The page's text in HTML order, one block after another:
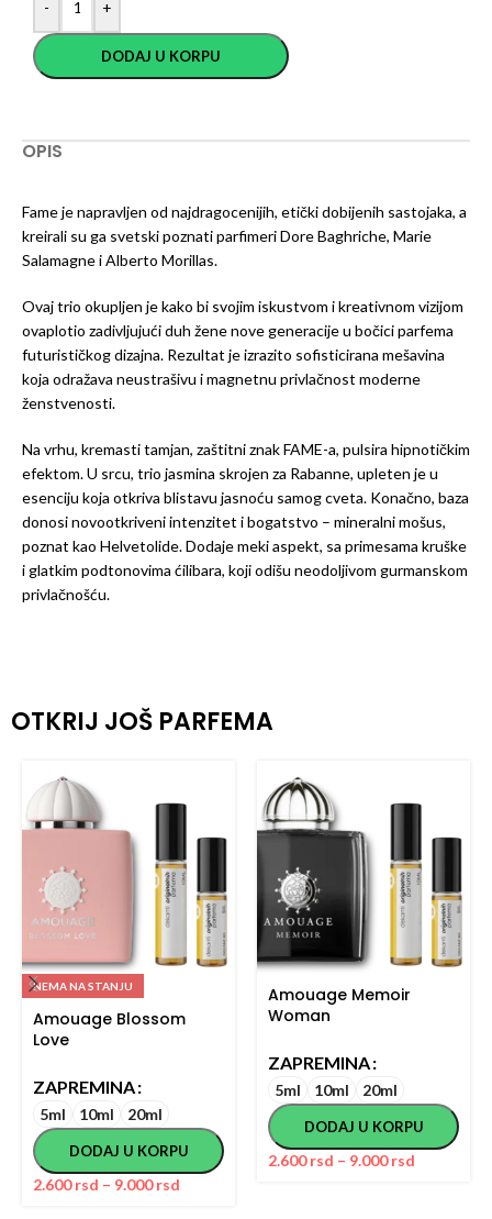
- +
DODAJ U KORPU
OPIS
Fame je napravljen od najdragocenijih, etički dobijenih sastojaka, a
kreirali su ga svetski poznati parfimeri Dore Baghriche, Marie
Salamagne i Alberto Morillas.
Ovaj trio okupljen je kako bi svojim iskustvom i kreativnom vizijom
ovaplotio zadivljujući duh žene nove generacije u bočici parfema
futurističkog dizajna. Rezultat je izrazito sofisticirana mešavina
koja odražava neustrašivu i magnetnu privlačnost moderne
ženstvenosti.
Na vrhu, kremasti tamjan, zaštitni znak FAME-a, pulsira hipnotičkim
efektom. U srcu, trio jasmina skrojen za Rabanne, upleten je u
esenciju koja otkriva blistavu jasnoću samog cveta. Konačno, baza
donosi novootkriveni intenzitet i bogatstvo – mineralni mošus,
poznat kao Helvetolide. Dodaje meki aspekt, sa primesama kruške
i glatkim podtonovima ćilibara, koji odišu neodoljivom gurmanskom
privlačnošću.
OTKRIJ JOŠ PARFEMA
NEMA NA STANJU
Amouage Blossom
Love
ZAPREMINA
5ml 10ml 20ml
DODAJ U KORPU
2.600rsd – 9.000rsd
Amouage Memoir
Woman
ZAPREMINA
5ml 10ml 20ml
DODAJ U KORPU
2.600rsd – 9.000rsd